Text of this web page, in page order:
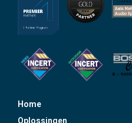
Home
Oplossingen